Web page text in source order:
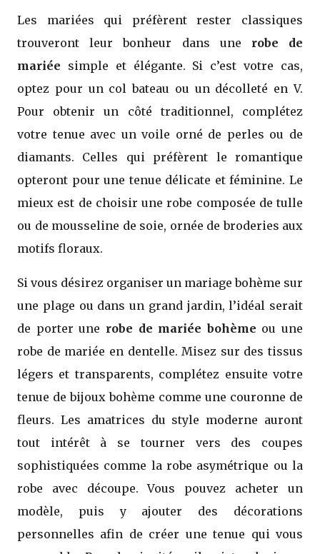
Les mariées qui préfèrent rester classiques
trouveront leur bonheur dans une robe de
mariée simple et élégante. Si c’est votre cas,
optez pour un col bateau ou un décolleté en V.
Pour obtenir un côté traditionnel, complétez
votre tenue avec un voile orné de perles ou de
diamants. Celles qui préfèrent le romantique
opteront pour une tenue délicate et féminine. Le
mieux est de choisir une robe composée de tulle
ou de mousseline de soie, ornée de broderies aux
motifs floraux.
Si vous désirez organiser un mariage bohème sur
une plage ou dans un grand jardin, l’idéal serait
de porter une robe de mariée bohème ou une
robe de mariée en dentelle. Misez sur des tissus
légers et transparents, complétez ensuite votre
tenue de bijoux bohème comme une couronne de
fleurs. Les amatrices du style moderne auront
tout intérêt à se tourner vers des coupes
sophistiquées comme la robe asymétrique ou la
robe avec découpe. Vous pouvez acheter un
modèle, puis y ajouter des décorations
personnelles afin de créer une tenue qui vous